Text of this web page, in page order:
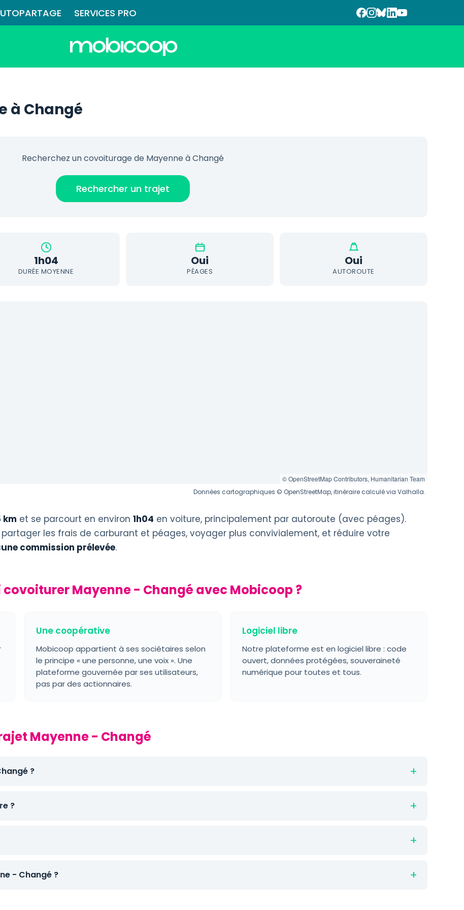
SERVICES PRO
à Changé
Recherchez un covoiturage de Mayenne à Changé
Rechercher un trajet
1h04
DURÉE MOYENNE
Oui
PÉAGES
Oui
AUTOROUTE
© OpenStreetMap Contributors, Humanitarian Team
Données cartographiques © OpenStreetMap, itinéraire calculé via Valhalla.
km et se parcourt en environ 1h04 en voiture, principalement par autoroute (avec péages).
les frais de carburant et péages, voyager plus convivialement, et réduire votre
commission prélevée.
covoiturer Mayenne - Changé avec Mobicoop ?
Une coopérative
Mobicoop appartient à ses sociétaires selon
le principe « une personne, une voix ». Une
plateforme gouvernée par ses utilisateurs,
pas par des actionnaires.
Logiciel libre
Notre plateforme est en logiciel libre : code
ouvert, données protégées, souveraineté
numérique pour toutes et tous.
Mayenne - Changé
?
?
- Changé ?